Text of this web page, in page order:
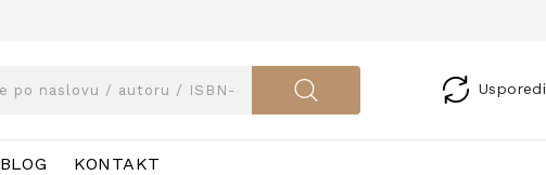
Usporedi
BLOG KONTAKT